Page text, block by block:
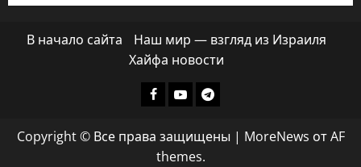
В начало сайта
Наш мир — взгляд из Израиля
Хайфа новости
Facebook
ХАЙФАИНФО
YoutubeТелеграмм
Copyright © Все права защищены | MoreNews от AF
themes.